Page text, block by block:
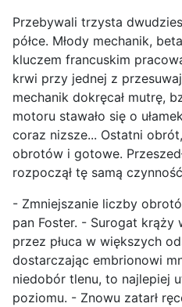
Przebywali trzysta
półce. Młody mechanik,
kluczem francuskim
krwi przy jednej z
mechanik dokręcał mutrę,
motoru stawało się o
coraz nizsze... Ostatni
obrotów i gotowe.
rozpoczął tę samą
- Zmniejszanie liczby
pan Foster. - Surogat krąży
przez płuca w większych
dostarczając embrionowi
niedobór tlenu, to najlepiej
poziomu. - Znowu zatarł